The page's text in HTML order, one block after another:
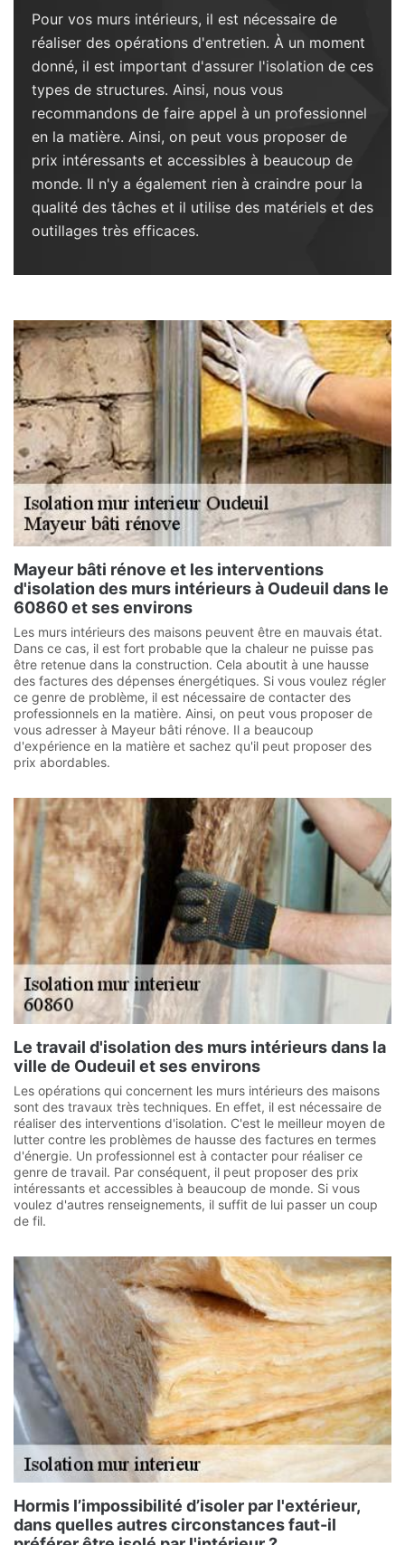
Pour vos murs intérieurs, il est nécessaire de
réaliser des opérations d'entretien. À un moment
donné, il est important d'assurer l'isolation de ces
types de structures. Ainsi, nous vous
recommandons de faire appel à un professionnel
en la matière. Ainsi, on peut vous proposer de
prix intéressants et accessibles à beaucoup de
monde. Il n'y a également rien à craindre pour la
qualité des tâches et il utilise des matériels et des
outillages très efficaces.
Mayeur bâti rénove et les interventions
d'isolation des murs intérieurs à Oudeuil dans le
60860 et ses environs
Les murs intérieurs des maisons peuvent être en mauvais état.
Dans ce cas, il est fort probable que la chaleur ne puisse pas
être retenue dans la construction. Cela aboutit à une hausse
des factures des dépenses énergétiques. Si vous voulez régler
ce genre de problème, il est nécessaire de contacter des
professionnels en la matière. Ainsi, on peut vous proposer de
vous adresser à Mayeur bâti rénove. Il a beaucoup
d'expérience en la matière et sachez qu'il peut proposer des
prix abordables.
Le travail d'isolation des murs intérieurs dans la
ville de Oudeuil et ses environs
Les opérations qui concernent les murs intérieurs des maisons
sont des travaux très techniques. En effet, il est nécessaire de
réaliser des interventions d'isolation. C'est le meilleur moyen de
lutter contre les problèmes de hausse des factures en termes
d'énergie. Un professionnel est à contacter pour réaliser ce
genre de travail. Par conséquent, il peut proposer des prix
intéressants et accessibles à beaucoup de monde. Si vous
voulez d'autres renseignements, il suffit de lui passer un coup
de fil.
Hormis l’impossibilité d’isoler par l'extérieur,
dans quelles autres circonstances faut-il